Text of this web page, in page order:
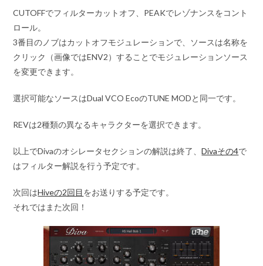
CUTOFFでフィルターカットオフ、PEAKでレゾナンスをコント
ロール。
3番目のノブはカットオフモジュレーションで、ソースは名称を
クリック（画像ではENV2）することでモジュレーションソース
を変更できます。
選択可能なソースはDual VCO EcoのTUNE MODと同一です。
REVは2種類の異なるキャラクターを選択できます。
以上でDivaのオシレータセクションの解説は終了、Divaその4で
はフィルター解説を行う予定です。
次回はHiveの2回目をお送りする予定です。
それではまた次回！